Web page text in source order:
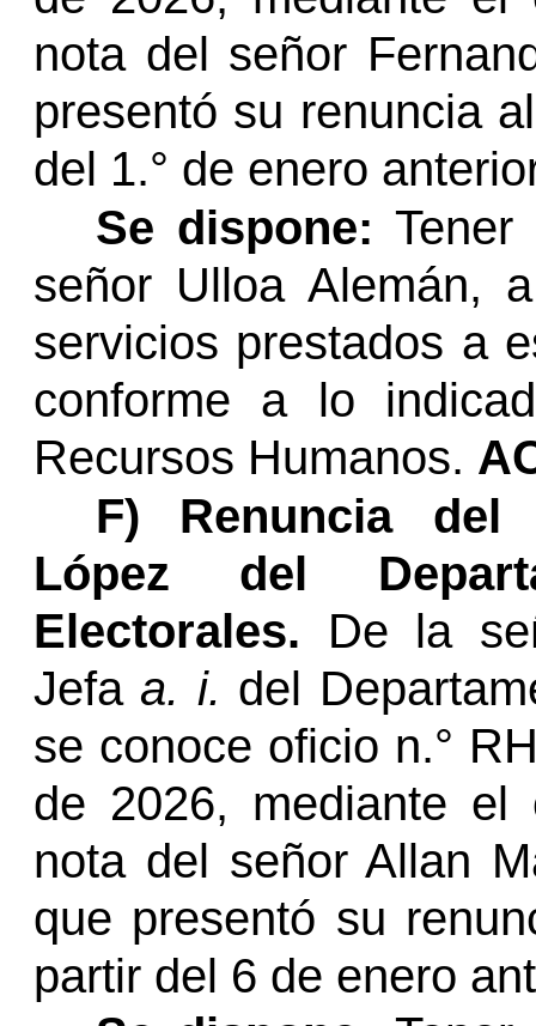
nota del señor
presentó su renuncia
del 1.° de enero
Se dispone:
señor Ulloa Alemán,
servicios prestados a
conforme a lo
Recursos Humanos.
F) Renuncia del
López del
Electorales. De la
Jefa a. i. del
se conoce oficio n.°
de 2026, mediante el
nota del señor Allan
que presentó su
partir del 6 de enero